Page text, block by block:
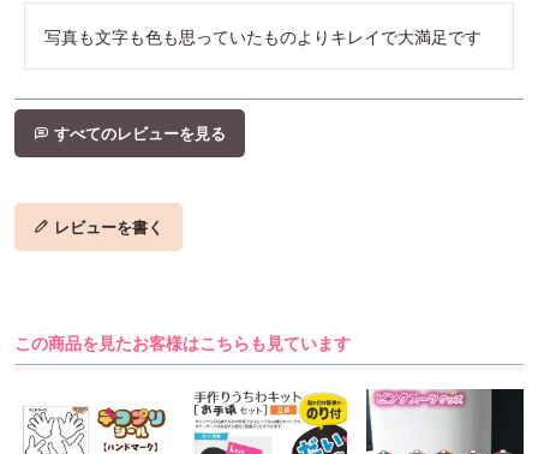
写真も文字も色も思っていたものよりキレイで大満足です
すべてのレビューを見る
レビューを書く
この商品を見たお客様はこちらも見ています